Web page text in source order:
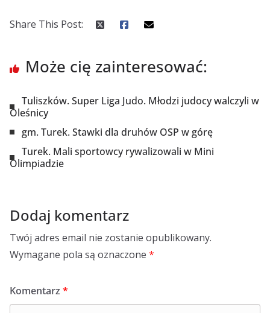
Share This Post:
Może cię zainteresować:
Tuliszków. Super Liga Judo. Młodzi judocy walczyli w
Oleśnicy
gm. Turek. Stawki dla druhów OSP w górę
Turek. Mali sportowcy rywalizowali w Mini
Olimpiadzie
Dodaj komentarz
Twój adres email nie zostanie opublikowany.
Wymagane pola są oznaczone *
Komentarz *